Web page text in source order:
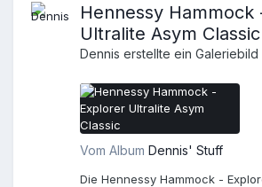
Hennessy Hammock
Ultralite Asym Classic
Dennis erstellte ein Galeriebild
Vom Album Dennis' Stuff
Die Hennessy Hammock -